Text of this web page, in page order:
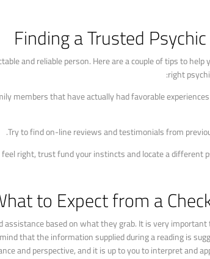
Finding a Trusted
and reliable person. Here are a couple of tips to help
right
members that have actually had favorable
to Expect from a
based on what they grab. It is very important
that the information supplied during a reading is
and perspective, and it is up to you to interpret and